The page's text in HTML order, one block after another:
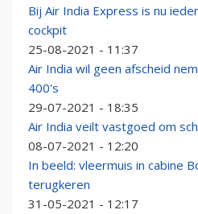
Bij Air India Express is nu
cockpit
25-08-2021 - 11:37
Air India wil geen afscheid
400's
29-07-2021 - 18:35
Air India veilt vastgoed om
08-07-2021 - 12:20
In beeld: vleermuis in cabine
terugkeren
31-05-2021 - 12:17